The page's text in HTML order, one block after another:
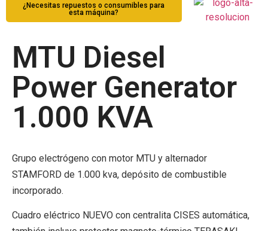
¿Necesitas repuestos o consumibles para
esta máquina?
MTU Diesel
Power Generator
1.000 KVA
Grupo electrógeno con motor MTU y alternador
STAMFORD de 1.000 kva, depósito de combustible
incorporado.
Cuadro eléctrico NUEVO con centralita CISES automática,